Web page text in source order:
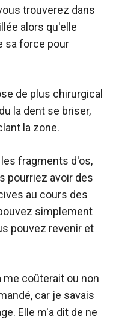
trouverez dans
alors qu'elle
sa force pour
de plus chirurgical
la dent se briser,
la zone.
fragments d'os,
pourriez avoir des
au cours des
simplement
pouvez revenir et
me coûterait ou non
car je savais
Elle m'a dit de ne